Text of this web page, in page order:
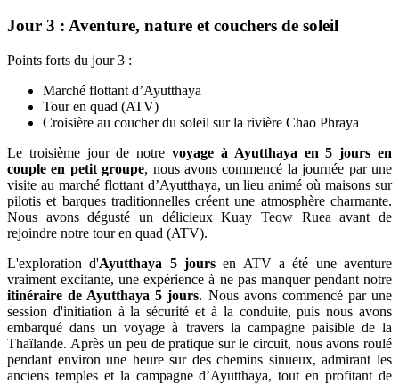
Jour 3 : Aventure, nature et couchers de soleil
Points forts du jour 3 :
Marché flottant d’Ayutthaya
Tour en quad (ATV)
Croisière au coucher du soleil sur la rivière Chao Phraya
Le troisième jour de notrevoyage à Ayutthaya en 5 jours en
couple en petit groupe, nous avons commencé la journée par une
visite au marché flottant d’Ayutthaya, un lieu animé où maisons sur
pilotis et barques traditionnelles créent une atmosphère charmante.
Nous avons dégusté un délicieux Kuay Teow Ruea avant de
rejoindre notre tour en quad (ATV).
L'exploration d'Ayutthaya 5 jours en ATV a été une aventure
vraiment excitante, une expérience à ne pas manquer pendant notre
itinéraire de Ayutthaya 5 jours. Nous avons commencé par une
session d'initiation à la sécurité et à la conduite, puis nous avons
embarqué dans un voyage à travers la campagne paisible de la
Thaïlande. Après un peu de pratique sur le circuit, nous avons roulé
pendant environ une heure sur des chemins sinueux, admirant les
anciens temples et la campagne d’Ayutthaya, tout en profitant de